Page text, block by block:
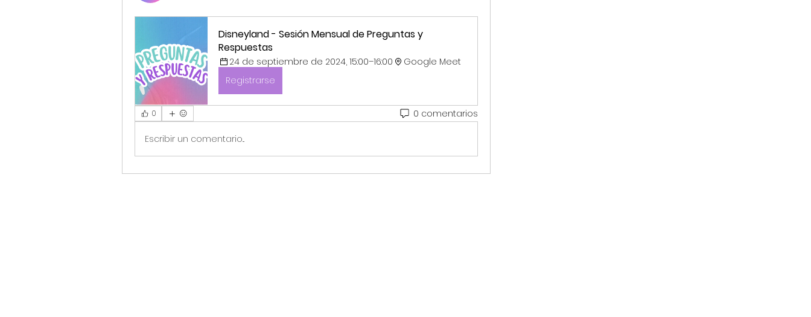
Disneyland - Sesión Mensual de Preguntas y
Respuestas
24 de septiembre de 2024, 15:00–16:00
Google Meet
Registrarse
0 0 comentarios
Escribir un comentario...